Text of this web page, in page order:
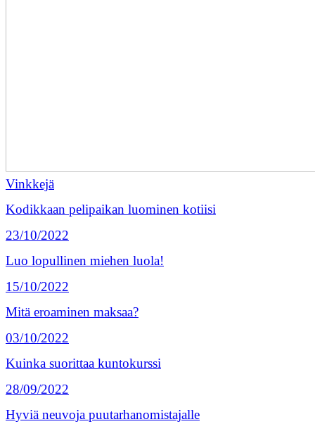
Vinkkejä
Kodikkaan pelipaikan luominen kotiisi
23/10/2022
Luo lopullinen miehen luola!
15/10/2022
Mitä eroaminen maksaa?
03/10/2022
Kuinka suorittaa kuntokurssi
28/09/2022
Hyviä neuvoja puutarhanomistajalle